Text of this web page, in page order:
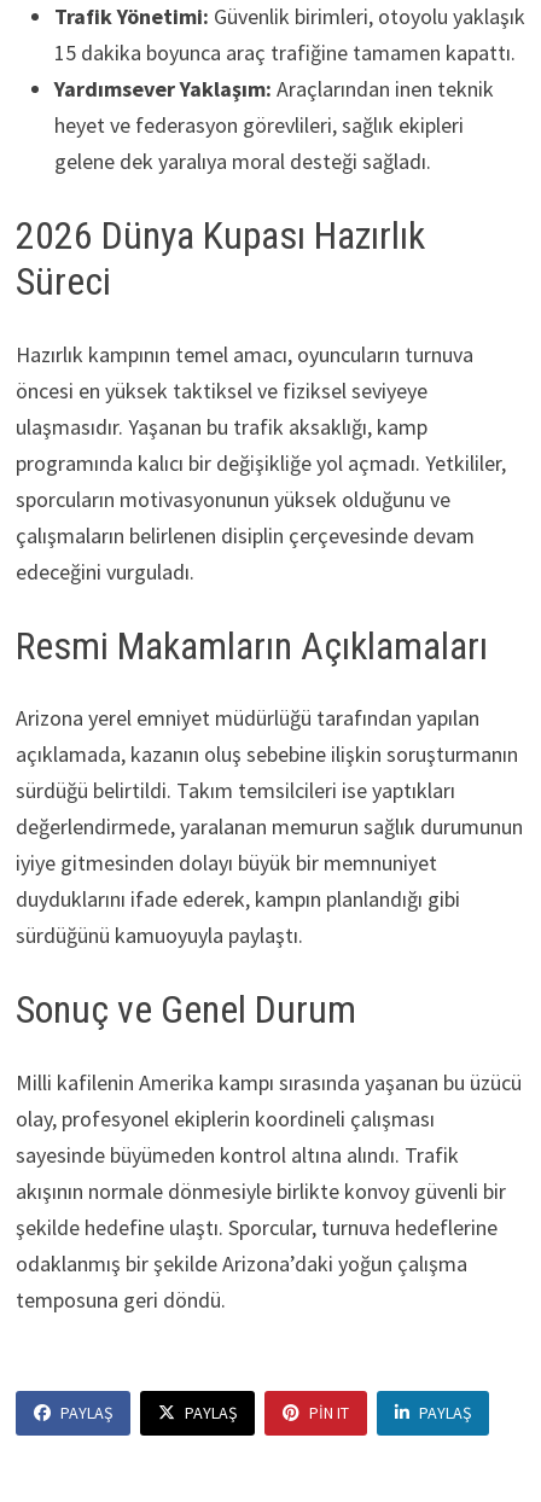
Trafik Yönetimi: Güvenlik birimleri, otoyolu yaklaşık
15 dakika boyunca araç trafiğine tamamen kapattı.
Yardımsever Yaklaşım: Araçlarından inen teknik
heyet ve federasyon görevlileri, sağlık ekipleri
gelene dek yaralıya moral desteği sağladı.
2026 Dünya Kupası Hazırlık
Süreci
Hazırlık kampının temel amacı, oyuncuların turnuva
öncesi en yüksek taktiksel ve fiziksel seviyeye
ulaşmasıdır. Yaşanan bu trafik aksaklığı, kamp
programında kalıcı bir değişikliğe yol açmadı. Yetkililer,
sporcuların motivasyonunun yüksek olduğunu ve
çalışmaların belirlenen disiplin çerçevesinde devam
edeceğini vurguladı.
Resmi Makamların Açıklamaları
Arizona yerel emniyet müdürlüğü tarafından yapılan
açıklamada, kazanın oluş sebebine ilişkin soruşturmanın
sürdüğü belirtildi. Takım temsilcileri ise yaptıkları
değerlendirmede, yaralanan memurun sağlık durumunun
iyiye gitmesinden dolayı büyük bir memnuniyet
duyduklarını ifade ederek, kampın planlandığı gibi
sürdüğünü kamuoyuyla paylaştı.
Sonuç ve Genel Durum
Milli kafilenin Amerika kampı sırasında yaşanan bu üzücü
olay, profesyonel ekiplerin koordineli çalışması
sayesinde büyümeden kontrol altına alındı. Trafik
akışının normale dönmesiyle birlikte konvoy güvenli bir
şekilde hedefine ulaştı. Sporcular, turnuva hedeflerine
odaklanmış bir şekilde Arizona’daki yoğun çalışma
temposuna geri döndü.
PAYLAŞ PAYLAŞ PIN IT PAYLAŞ